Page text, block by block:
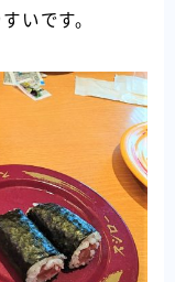
いです。